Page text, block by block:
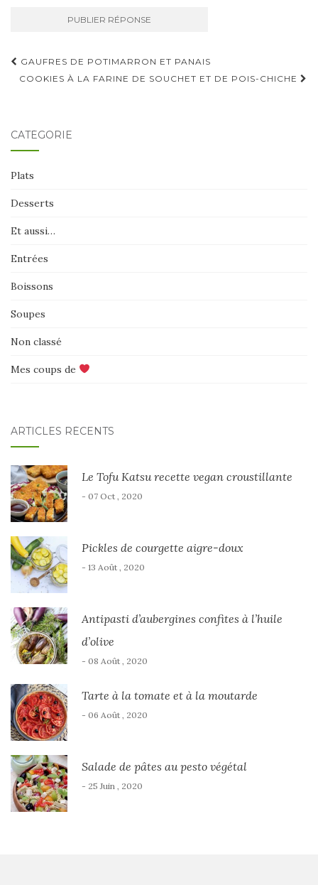
Navigation
d'article
GAUFRES DE POTIMARRON ET PANAIS
COOKIES À LA FARINE DE SOUCHET ET DE POIS-CHICHE
CATÉGORIE
Plats
Desserts
Et aussi…
Entrées
Boissons
Soupes
Non classé
Mes coups de
ARTICLES RÉCENTS
Le Tofu Katsu recette vegan croustillante
- 07 Oct , 2020
Pickles de courgette aigre-doux
- 13 Août , 2020
Antipasti d’aubergines confites à l’huile
d’olive
- 08 Août , 2020
Tarte à la tomate et à la moutarde
- 06 Août , 2020
Salade de pâtes au pesto végétal
- 25 Juin , 2020